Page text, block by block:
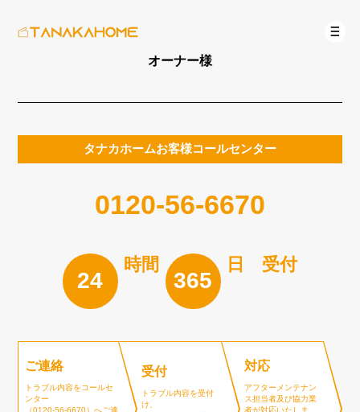
オーナー様
タナカホームお客様コールセンター
0120-56-6670
24
時間
365
日 受付
ご連絡
トラブル内容をコールセ
ンター
（0120-56-6670​）へご連
受付
トラブル内容を受付
け、
対応
アフターメンテナン
ス担当者及び協力業
者が対応いたしま